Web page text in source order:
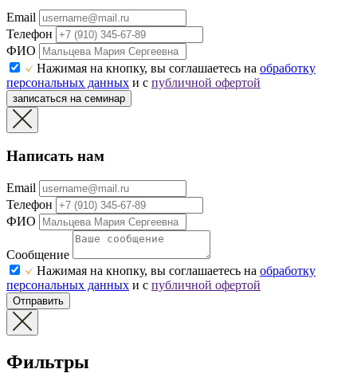
Email
Телефон
ФИО
Нажимая на кнопку, вы соглашаетесь на обработку
персональных данных и с публичной офертой
записаться на семинар
Написать нам
Email
Телефон
ФИО
Сообщение
Нажимая на кнопку, вы соглашаетесь на обработку
персональных данных и с публичной офертой
Отправить
Фильтры